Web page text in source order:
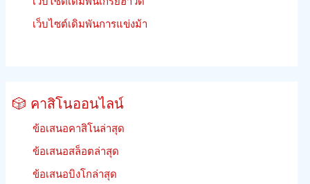
เว็บไซต์เดิมพันการแข่งม้า
🎲 คาสิโนออนไลน์
ข้อเสนอคาสิโนล่าสุด
ข้อเสนอสล็อตล่าสุด
ข้อเสนอบิงโกล่าสุด